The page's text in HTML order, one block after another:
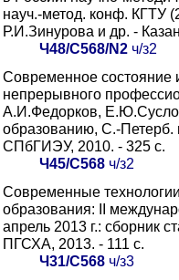
науч.-метод. конф. КГТУ
Р.И.Зинурова и др. -
Ч48/С568/N2ч/з2
Современное состояние
непрерывного
А.И.Федорков,
образованию, С.-Петерб.
СПбГИЭУ, 2010. - 325 с.
Ч45/С568ч/з2
Современные
образования: II
апрель 2013 г.: сборник
ПГСХА, 2013. - 111 с.
Ч31/С568ч/з3